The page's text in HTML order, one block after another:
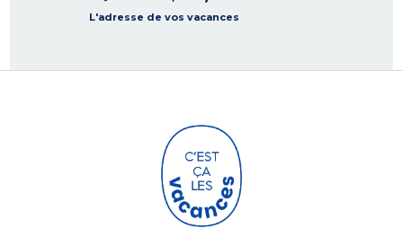
L'adresse de vos vacances